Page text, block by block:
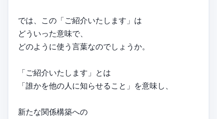
では、この「ご紹介いたします」は
どういった意味で、
どのように使う言葉なのでしょうか。
「ご紹介いたします」とは
「誰かを他の人に知らせること」を意味し、
新たな関係構築への